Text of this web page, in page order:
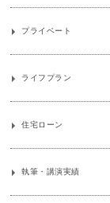
プライベート
ライフプラン
住宅ローン
執筆・講演実績